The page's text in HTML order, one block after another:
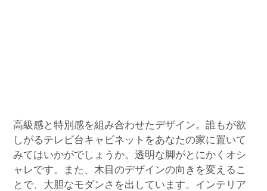
高級感と特別感を組み合わせたデザイン。誰もが欲
しがるテレビ台キャビネットをあなたの家に置いて
みてはいかがでしょうか。透明な脚がとにかくオシ
ャレです。また、木目のデザインの向きを変えるこ
とで、大胆なモダンさを出しています。インテリア